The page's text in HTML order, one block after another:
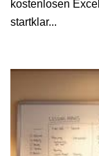
kostenlosen
startklar...